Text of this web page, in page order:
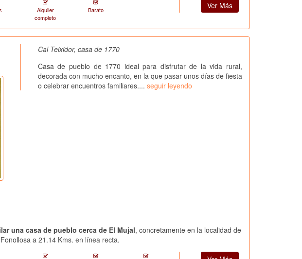
Alquiler
completo
Barato Ver Más
Cal Teixidor, casa de 1770
Casa de pueblo de 1770 ideal para disfrutar de la vida rural,
decorada con mucho encanto, en la que pasar unos días de fiesta
o celebrar encuentros familiares.... seguir leyendo
una casa de pueblo cerca de El Mujal, concretamente en la localidad de
Fonollosa a 21.14 Kms. en línea recta.